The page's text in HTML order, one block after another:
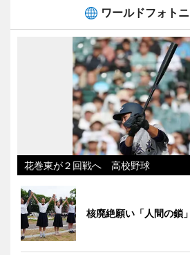
ワールドフォト
花巻東が２回戦へ 高校野球
核廃絶願い「人間の鎖